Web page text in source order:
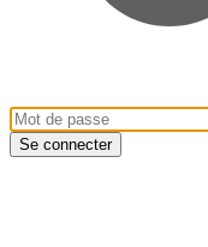
Se connecter